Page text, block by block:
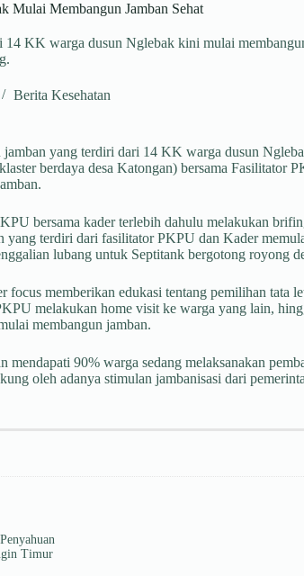
Mulai Membangun Jamban Sehat
KK warga dusun Nglebak kini mulai
Berita Kesehatan
yang terdiri dari 14 KK warga dusun
berdaya desa Katongan) bersama
bersama kader terlebih dahulu melakukan
yang terdiri dari fasilitator PKPU dan Kader
lubang untuk Septitank bergotong royong
focus memberikan edukasi tentang pemilihan tata
melakukan home visit ke warga yang lain,
membangun jamban.
mendapati 90% warga sedang melaksanakan
oleh adanya stimulan jambanisasi dari
Timur